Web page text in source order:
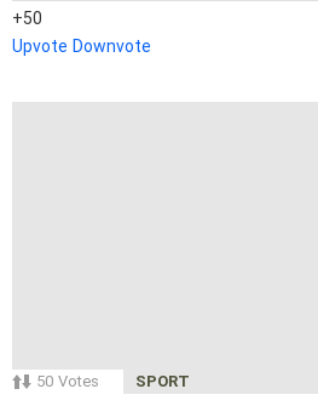
50
Upvote Downvote
50 Votes SPORT